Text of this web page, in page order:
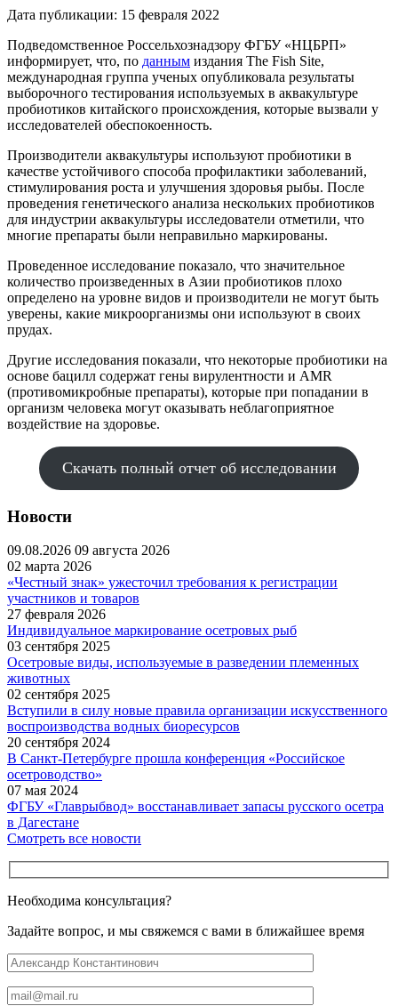
Дата публикации: 15 февраля 2022
Подведомственное Россельхознадзору ФГБУ «НЦБРП»
информирует, что, по данным издания The Fish Site,
международная группа ученых опубликовала результаты
выборочного тестирования используемых в аквакультуре
пробиотиков китайского происхождения, которые вызвали у
исследователей обеспокоенность.
Производители аквакультуры используют пробиотики в
качестве устойчивого способа профилактики заболеваний,
стимулирования роста и улучшения здоровья рыбы. После
проведения генетического анализа нескольких пробиотиков
для индустрии аквакультуры исследователи отметили, что
многие препараты были неправильно маркированы.
Проведенное исследование показало, что значительное
количество произведенных в Азии пробиотиков плохо
определено на уровне видов и производители не могут быть
уверены, какие микроорганизмы они используют в своих
прудах.
Другие исследования показали, что некоторые пробиотики на
основе бацилл содержат гены вирулентности и AMR
(противомикробные препараты), которые при попадании в
организм человека могут оказывать неблагоприятное
воздействие на здоровье.
Скачать полный отчет об исследовании
Новости
09.08.2026 09 августа 2026
02 марта 2026
«Честный знак» ужесточил требования к регистрации
участников и товаров
27 февраля 2026
Индивидуальное маркирование осетровых рыб
03 сентября 2025
Осетровые виды, используемые в разведении племенных
животных
02 сентября 2025
Вступили в силу новые правила организации искусственного
воспроизводства водных биоресурсов
20 сентября 2024
В Санкт-Петербурге прошла конференция «Российское
осетроводство»
07 мая 2024
ФГБУ «Главрыбвод» восстанавливает запасы русского осетра
в Дагестане
Смотреть все новости
Необходима консультация?
Задайте вопрос, и мы свяжемся с вами в ближайшее время